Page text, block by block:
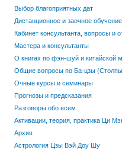
Выбор благоприятных дат
Дистанционное и заочное обучение
Кабинет консультанта, вопросы и
Мастера и консультанты
О книгах по фэн-шуй и китайской
Общие вопросы по Ба-цзы
Очные курсы и семинары
Прогнозы и предсказания
Разговоры обо всем
Активации, теория, практика Ци
Архив
Астрология Цзы Вэй Доу Шу